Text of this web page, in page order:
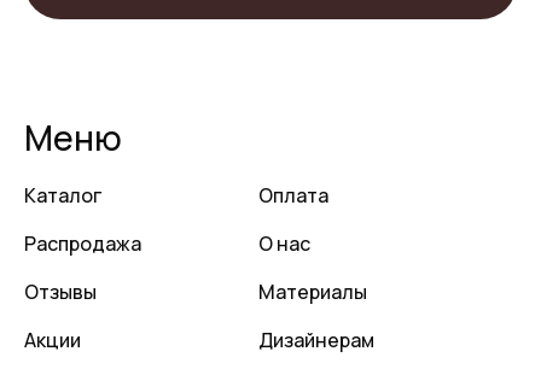
Меню
Каталог
Распродажа
Отзывы
Акции
Оплата
О нас
Материалы
Дизайнерам